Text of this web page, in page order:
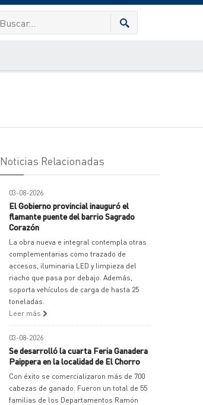
Noticias Relacionadas
03-08-2026
El Gobierno provincial inauguró el
flamante puente del barrio Sagrado
Corazón
La obra nueva e integral contempla otras
complementarias como trazado de
accesos, iluminaria LED y limpieza del
riacho que pasa por debajo. Además,
soporta vehículos de carga de hasta 25
toneladas.
Leer más
03-08-2026
Se desarrolló la cuarta Feria Ganadera
Paippera en la localidad de El Chorro
Con éxito se comercializaron más de 700
cabezas de ganado. Fueron un total de 55
familias de los Departamentos Ramón